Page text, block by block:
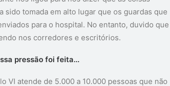
sido tomada em alto lugar que os guardas que
para o hospital. No entanto, duvido que
nos corredores e escritórios.
pressão foi feita…
VI atende de 5.000 a 10.000 pessoas que não